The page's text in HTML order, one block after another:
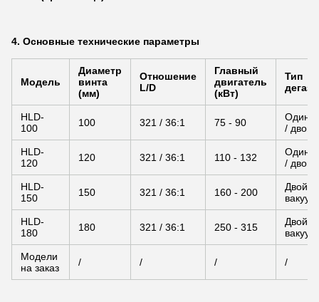
4. Основные технические параметры
Модель
Диаметр
винта
(мм)
Отношение
L/D
Главный
двигатель
(кВт)
Тип
HLD-
100
100 321 / 36:1 75 - 90
/
HLD-
120
120 321 / 36:1 110 - 132
/
HLD-
150
150 321 / 36:1 160 - 200
вакуум
HLD-
180
180 321 / 36:1 250 - 315
вакуум
Модели
на заказ
/ / / /